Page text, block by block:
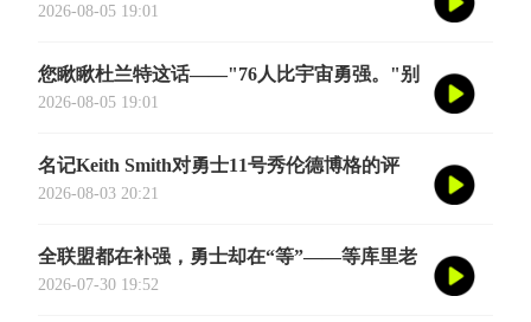
觉得他是谦虚或者脑子进水了，我给您掰开了
2026-08-05 19:01
您瞅瞅杜兰特这话——"76人比宇宙勇强。"别
觉得他是谦虚或者脑子进水了，我给您掰开了
2026-08-05 19:01
名记Keith Smith对勇士11号秀伦德博格的评
价，用词非常精准。他说伦德博格是夏联最耀
2026-08-03 20:21
全联盟都在补强，勇士却在“等”——等库里老
去的那一天
2026-07-30 19:52